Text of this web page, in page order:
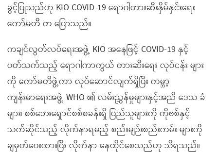
ခွင့်ပြုသည်ဟု KIO COVID-19 ရောဂါတားဆီးနှိမ်နှင်းရေး
ကော်မတီ က ပြောသည်။
ကချင်လွတ်လပ်ရေးအဖွဲ့ KIO အနေဖြင့် COVID-19 နှင့်
ပတ်သက်သည့် ရောဂါကာကွယ် တားဆီးရေး လုပ်ငန်း များ
ကို ကော်မတီဖွဲ့ကာ လုပ်ဆောင်လျက်ရှိပြီး ကမ္ဘာ့
ကျန်းမာရေးအဖွဲ့ WHO ၏ လမ်းညွှန်မှုများနှင့်အညီ ဒေသ ခံ
များ၊ စစ်ဘေးရှောင်စစ်စခန်းရှိ ပြည်သူများကို ကိုဗစ်နှင့်
သက်ဆိုင်သည့် လိုက်နာရမည့် စည်းမျဉ်းစည်းကမ်း များကို
ချမှတ်ပေးထားပြီး လိုက်နာ နေထိုင်စေသည်ဟု သိရသည်။